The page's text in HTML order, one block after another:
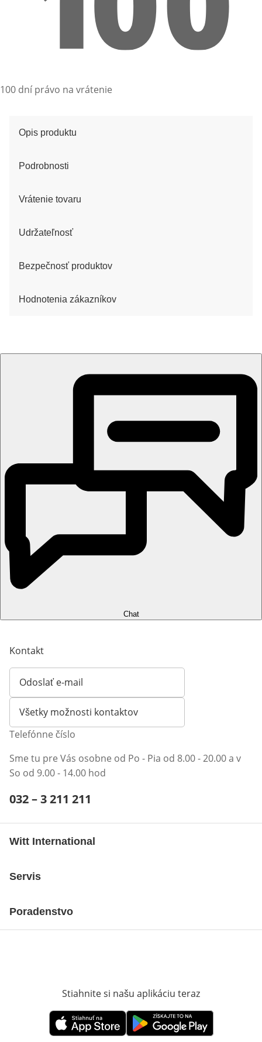
100 dní právo na vrátenie
Opis produktu
Podrobnosti
Vrátenie tovaru
Udržateľnosť
Bezpečnosť produktov
Hodnotenia zákazníkov
Chat
Kontakt
Odoslať e-mail
Otvorí e-mailového klienta
Všetky možnosti kontaktov
Telefónne číslo
Sme tu pre Vás osobne od Po - Pia od 8.00 - 20.00 a v
So od 9.00 - 14.00 hod
Telefónne číslo:
032 – 3 211 211
Witt International
Servis
Poradenstvo
Stiahnite si našu aplikáciu teraz
Otvorí sa vnovom okneOtvorí sa vnovom okne